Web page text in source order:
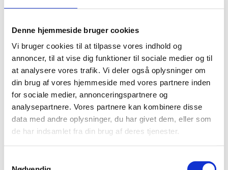
Denne hjemmeside bruger cookies
Vi bruger cookies til at tilpasse vores indhold og
annoncer, til at vise dig funktioner til sociale medier og til
at analysere vores trafik. Vi deler også oplysninger om
din brug af vores hjemmeside med vores partnere inden
for sociale medier, annonceringspartnere og
analysepartnere. Vores partnere kan kombinere disse
data med andre oplysninger, du har givet dem, eller som
de har indsamlet fra din brug af deres tjenester.